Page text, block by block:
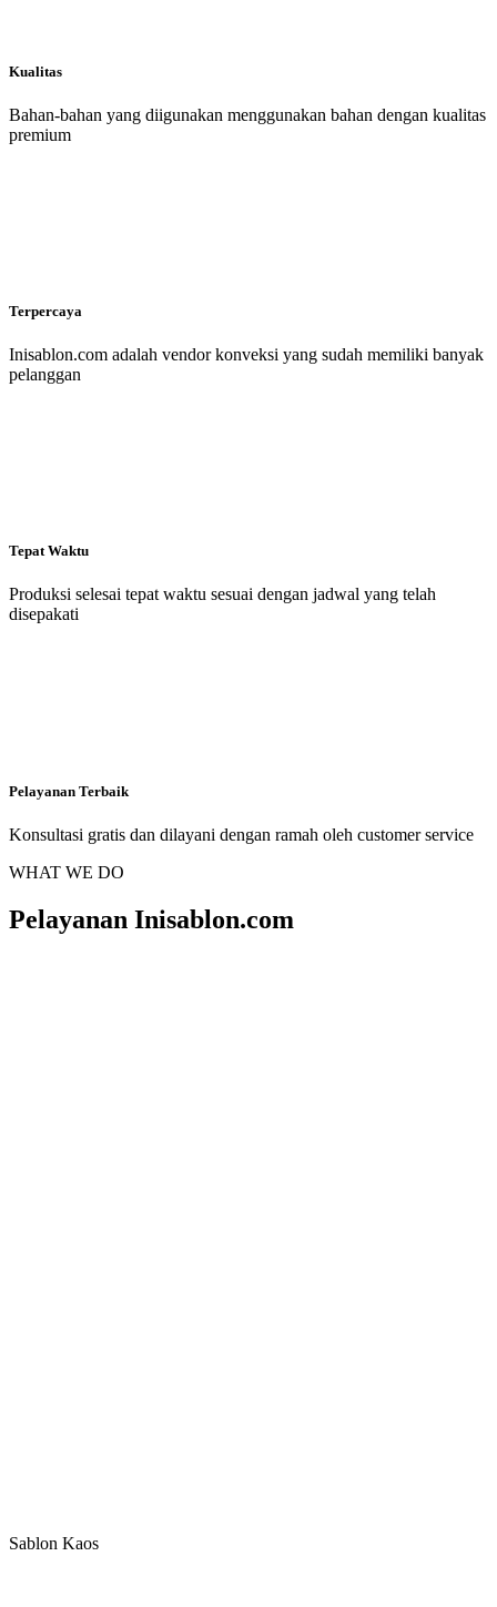
Kualitas
Bahan-bahan yang diigunakan menggunakan bahan dengan kualitas
premium
Terpercaya
Inisablon.com adalah vendor konveksi yang sudah memiliki banyak
pelanggan
Tepat Waktu
Produksi selesai tepat waktu sesuai dengan jadwal yang telah
disepakati
Pelayanan Terbaik
Konsultasi gratis dan dilayani dengan ramah oleh customer service
WHAT WE DO
Pelayanan Inisablon.com
Sablon Kaos